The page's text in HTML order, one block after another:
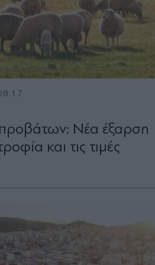
Νέα έξαρση
και τις τιμές